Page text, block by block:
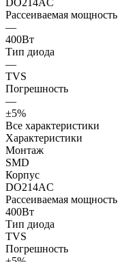
Рассеиваемая мощность
—
400Вт
Тип диода
—
TVS
Погрешность
—
±5%
Все характеристики
Характеристики
Монтаж
SMD
Корпус
DO214AC
Рассеиваемая мощность
400Вт
Тип диода
TVS
Погрешность